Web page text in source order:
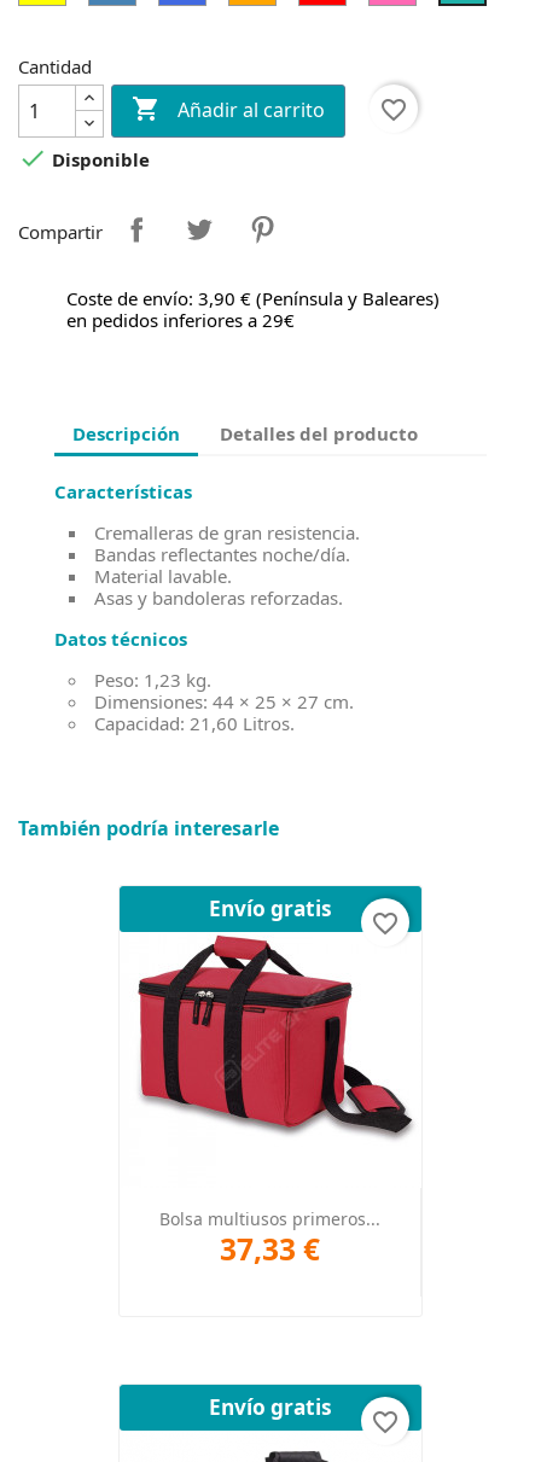
Claro
Cantidad
 Añadir al carrito
favorite_border
 Disponible
Compartir
Coste de envío: 3,90 € (Península y Baleares)
en pedidos inferiores a 29€
Descripción Detalles del producto
Características
Cremalleras de gran resistencia.
Bandas reflectantes noche/día.
Material lavable.
Asas y bandoleras reforzadas.
Datos técnicos
Peso: 1,23 kg.
Dimensiones: 44 × 25 × 27 cm.
Capacidad: 21,60 Litros.
También podría interesarle
Bolsa multiusos primeros...
37,33 €
Envío gratis
favorite_border
Envío gratis
favorite_border